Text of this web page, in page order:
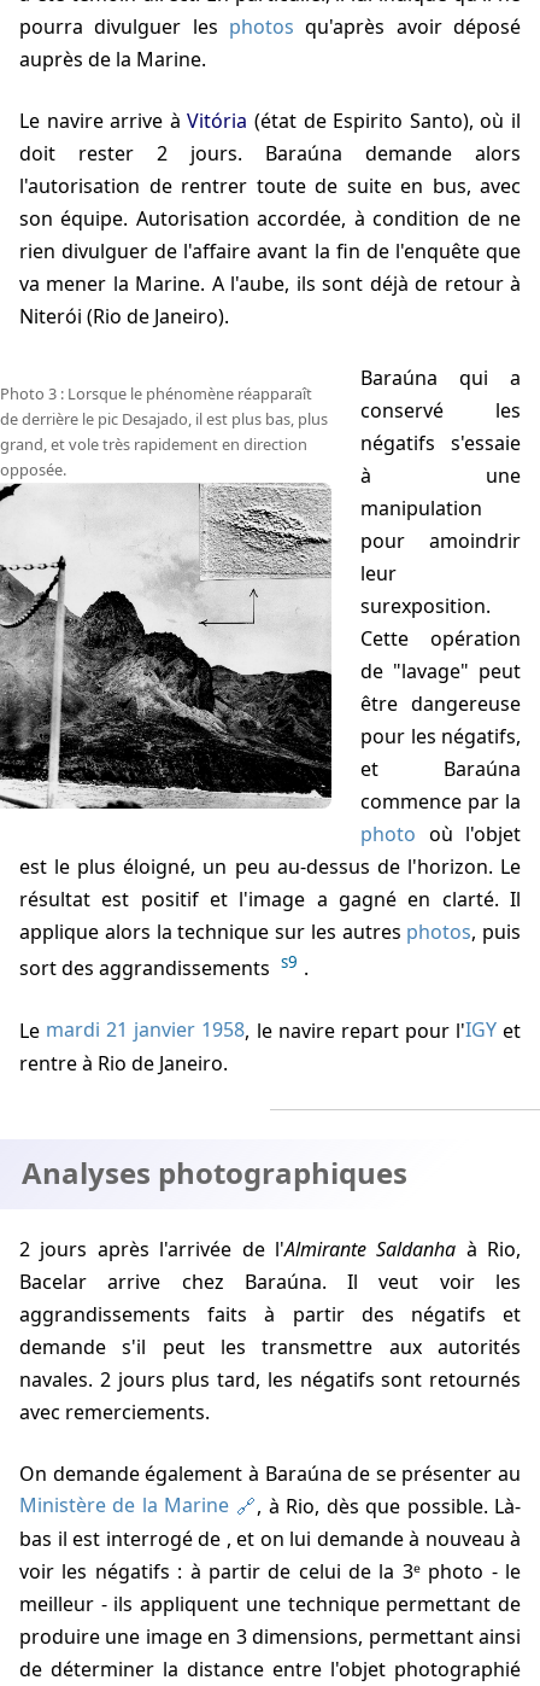
pourra divulguer les photos qu'après avoir déposé
auprès de la Marine.
Le navire arrive àVitória (état de Espirito Santo), où il
doit rester 2 jours. Baraúna demande alors
l'autorisation de rentrer toute de suite en bus, avec
son équipe. Autorisation accordée, à condition de ne
rien divulguer de l'affaire avant la fin de l'enquête que
va mener la Marine. A l'aube, ils sont déjà de retour à
Niterói (Rio de Janeiro).
Photo 3 : Lorsque le phénomène réapparaît
de derrière le pic Desajado, il est plus bas, plus
grand, et vole très rapidement en direction
opposée.
Baraúna qui a
conservé les
négatifs s'essaie
à une
manipulation
pour amoindrir
leur
surexposition.
Cette opération
de "lavage" peut
être dangereuse
pour les négatifs,
et Baraúna
commence par la
photo où l'objet
est le plus éloigné, un peu au-dessus de l'horizon. Le
résultat est positif et l'image a gagné en clarté. Il
applique alors la technique sur les autres photos, puis
sort des aggrandissements s9 .
Le mardi 21 janvier 1958, le navire repart pour l'IGYet
rentre à Rio de Janeiro.
Analyses photographiques
2 jours après l'arrivée de l'Almirante Saldanha à Rio,
Bacelar arrive chez Baraúna. Il veut voir les
aggrandissements faits à partir des négatifs et
demande s'il peut les transmettre aux autorités
navales. 2 jours plus tard, les négatifs sont retournés
avec remerciements.
On demande également à Baraúna de se présenter au
Ministère de la Marine
, à Rio, dès que possible. Là-
bas il est interrogé de , et on lui demande à nouveau à
voir les négatifs : à partir de celui de la 3ᵉ photo - le
meilleur - ils appliquent une technique permettant de
produire une image en 3 dimensions, permettant ainsi
de déterminer la distance entre l'objet photographié